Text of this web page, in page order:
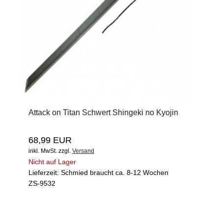
Attack on Titan Schwert Shingeki no Kyojin
68,99 EUR
inkl. MwSt. zzgl. Versand
Nicht auf Lager
Lieferzeit: Schmied braucht ca. 8-12 Wochen
ZS-9532